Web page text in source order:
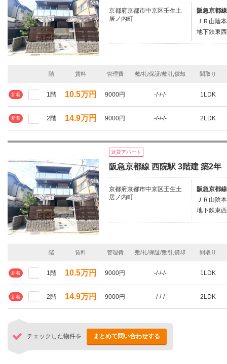
京都府京都市中京区壬生土
居ノ内町
阪急京都
ＪＲ山陰
地下鉄東
階 賃料 管理費 敷/礼/保証/敷引,償却 間取り
新着 1階 10.5万円 9000円 -/-/-/- 1LDK
新着 2階 14.9万円 9000円 -/-/-/- 2LDK
賃貸アパート
阪急京都線 西院駅 3階建 築2年
京都府京都市中京区壬生土
居ノ内町
阪急京都
ＪＲ山陰
地下鉄東
階 賃料 管理費 敷/礼/保証/敷引,償却 間取り
新着 1階 10.5万円 9000円 -/-/-/- 1LDK
新着 2階 14.9万円 9000円 -/-/-/- 2LDK
チェックした物件を まとめて問い合わせする